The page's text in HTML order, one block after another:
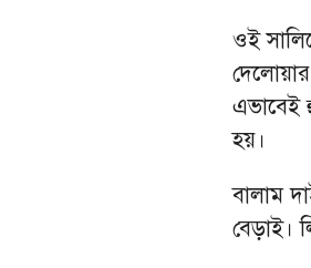
ওই
এভাবেই
হয়।
বালাম
বেড়াই।